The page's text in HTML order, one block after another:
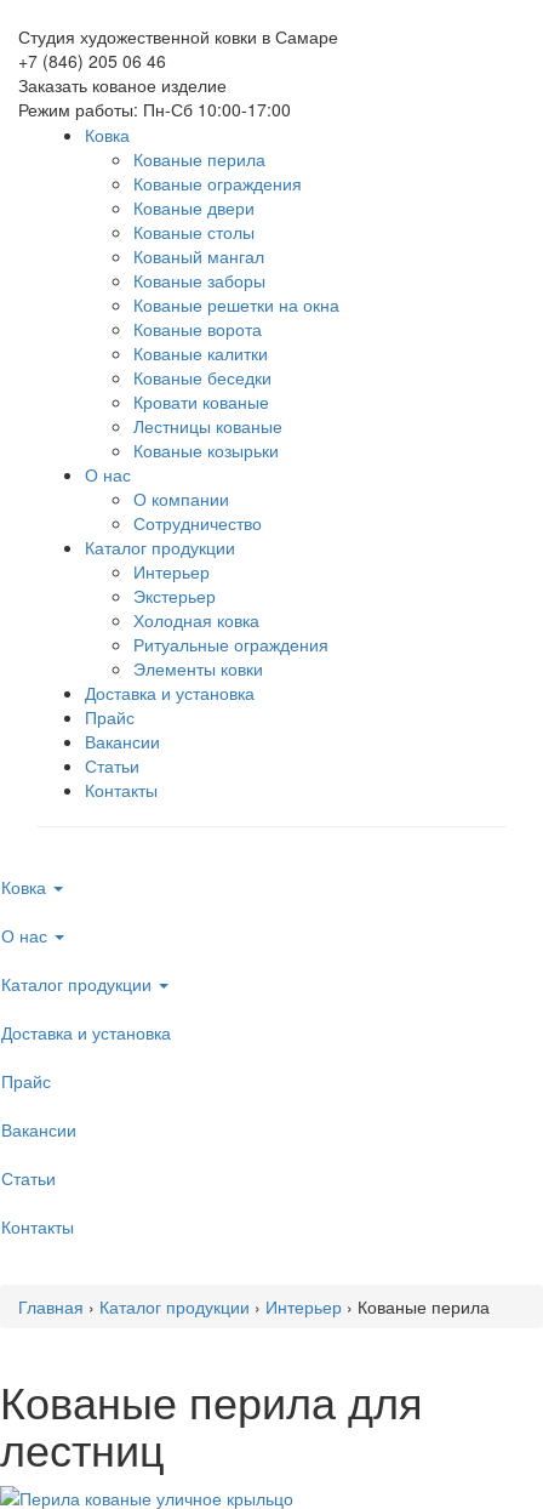
Студия художественной ковки в Самаре
+7 (846) 205 06 46
Заказать кованое изделие
Режим работы: Пн-Сб 10:00-17:00
Ковка
Кованые перила
Кованые ограждения
Кованые двери
Кованые столы
Кованый мангал
Кованые заборы
Кованые решетки на окна
Кованые ворота
Кованые калитки
Кованые беседки
Кровати кованые
Лестницы кованые
Кованые козырьки
О нас
О компании
Сотрудничество
Каталог продукции
Интерьер
Экстерьер
Холодная ковка
Ритуальные ограждения
Элементы ковки
Доставка и установка
Прайс
Вакансии
Статьи
Контакты
Ковка
О нас
Каталог продукции
Доставка и установка
Прайс
Вакансии
Статьи
Контакты
Главная › Каталог продукции › Интерьер › Кованые перила
Кованые перила для
лестниц